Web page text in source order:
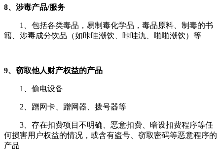
8、涉毒产品/服务
1、包括各类毒品，易制毒化学品，毒品原料、制毒的书
籍、涉毒成分饮品（如咔哇潮饮、咔哇氿、啪啪潮饮）等
9、窃取他人财产权益的产品
1、偷电设备
2、蹭网卡、蹭网器、拨号器等
3、存在扣费项目不明确、恶意扣费、暗设扣费程序等任
何损害用户权益的情况，或含有盗号、窃取密码等恶意程序的
产品